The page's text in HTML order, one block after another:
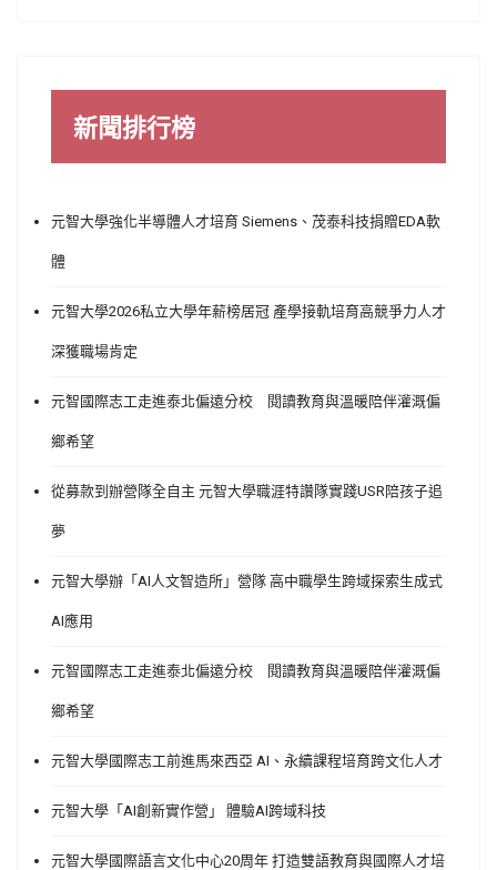
新聞排行榜
元智大學強化半導體人才培育 Siemens、茂泰科技捐贈EDA軟
體
元智大學2026私立大學年薪榜居冠 產學接軌培育高競爭力人才
深獲職場肯定
元智國際志工走進泰北偏遠分校 閱讀教育與溫暖陪伴灌溉偏
鄉希望
從募款到辦營隊全自主 元智大學職涯特讚隊實踐USR陪孩子追
夢
元智大學辦「AI人文智造所」營隊 高中職學生跨域探索生成式
AI應用
元智國際志工走進泰北偏遠分校 閱讀教育與溫暖陪伴灌溉偏
鄉希望
元智大學國際志工前進馬來西亞 AI、永續課程培育跨文化人才
元智大學「AI創新實作營」 體驗AI跨域科技
元智大學國際語言文化中心20周年 打造雙語教育與國際人才培